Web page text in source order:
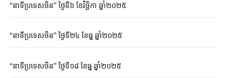
“នាទីប្រទេសចិន” ថ្ងៃទី៦ ខែវិច្ឆិកា ឆ្នាំ២០២៥
“នាទីប្រទេសចិន” ថ្ងៃទី២៤ ខែធ្នូ ឆ្នាំ២០២៥
“នាទីប្រទេសចិន” ថ្ងៃទី១៨ ខែធ្នូ ឆ្នាំ២០២៥